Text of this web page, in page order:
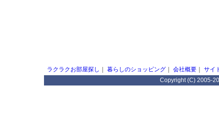
ラクラクお部屋探し 暮らしのショッピング｜ 会社概要｜ サイ
Copyright (C) 2005-